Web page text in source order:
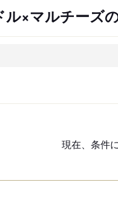
×マルチーズ
現在、条件